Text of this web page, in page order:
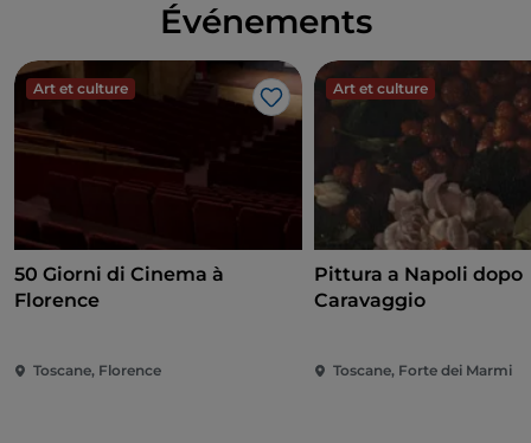
Événements
Art et culture
J’aime
50 Giorni di Cinema à
Florence
Toscane, Florence
Art et culture
Pittura a Napoli dopo
Caravaggio
Toscane, Forte dei Marmi